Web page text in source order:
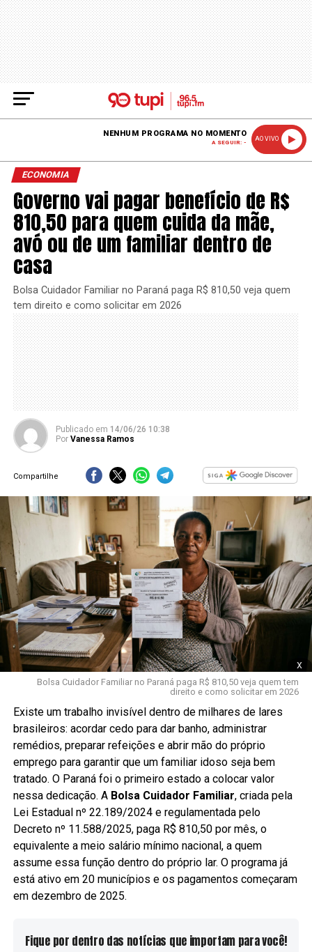
NENHUM PROGRAMA NO MOMENTO
A SEGUIR: -
AO VIVO
ECONOMIA
Governo vai pagar benefício de R$
810,50 para quem cuida da mãe,
avó ou de um familiar dentro de
casa
Bolsa Cuidador Familiar no Paraná paga R$ 810,50 veja quem
tem direito e como solicitar em 2026
Publicado em 14/06/26 10:38
Por Vanessa Ramos
Compartilhe
x
Bolsa Cuidador Familiar no Paraná paga R$ 810,50 veja quem tem
direito e como solicitar em 2026
Existe um trabalho invisível dentro de milhares de lares
brasileiros: acordar cedo para dar banho, administrar
remédios, preparar refeições e abrir mão do próprio
emprego para garantir que um familiar idoso seja bem
tratado. O Paraná foi o primeiro estado a colocar valor
nessa dedicação. A Bolsa Cuidador Familiar, criada pela
Lei Estadual nº 22.189/2024 e regulamentada pelo
Decreto nº 11.588/2025, paga R$ 810,50 por mês, o
equivalente a meio salário mínimo nacional, a quem
assume essa função dentro do próprio lar. O programa já
está ativo em 20 municípios e os pagamentos começaram
em dezembro de 2025.
Fique por dentro das notícias que importam para você!